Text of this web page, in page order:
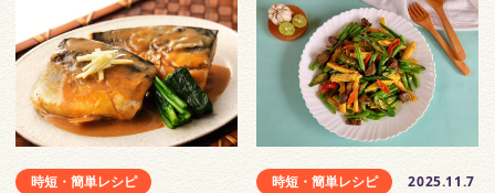
時短・簡単レシピ
時短・簡単レシピ 2025.11.7